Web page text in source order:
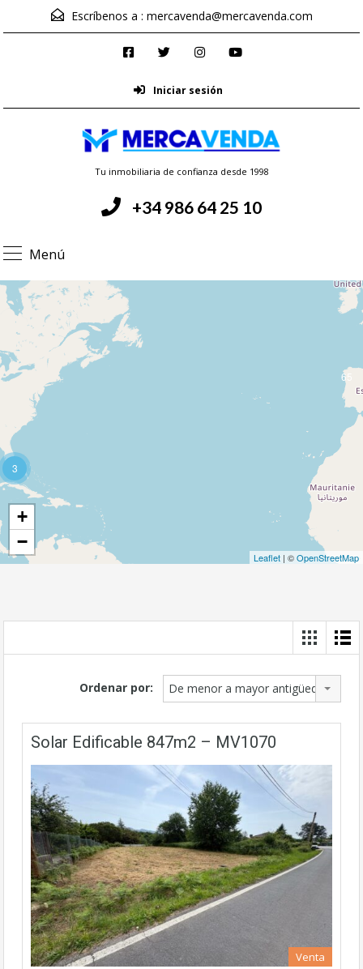
Escríbenos a : mercavenda@mercavenda.com
Iniciar sesión
Tu inmobiliaria de confianza desde 1998
+34 986 64 25 10
Menú
3
65
+
−
Leaflet | ©OpenStreetMap
Ordenar por: De menor a mayor antigüedad
Solar Edificable 847m2 – MV1070
Venta